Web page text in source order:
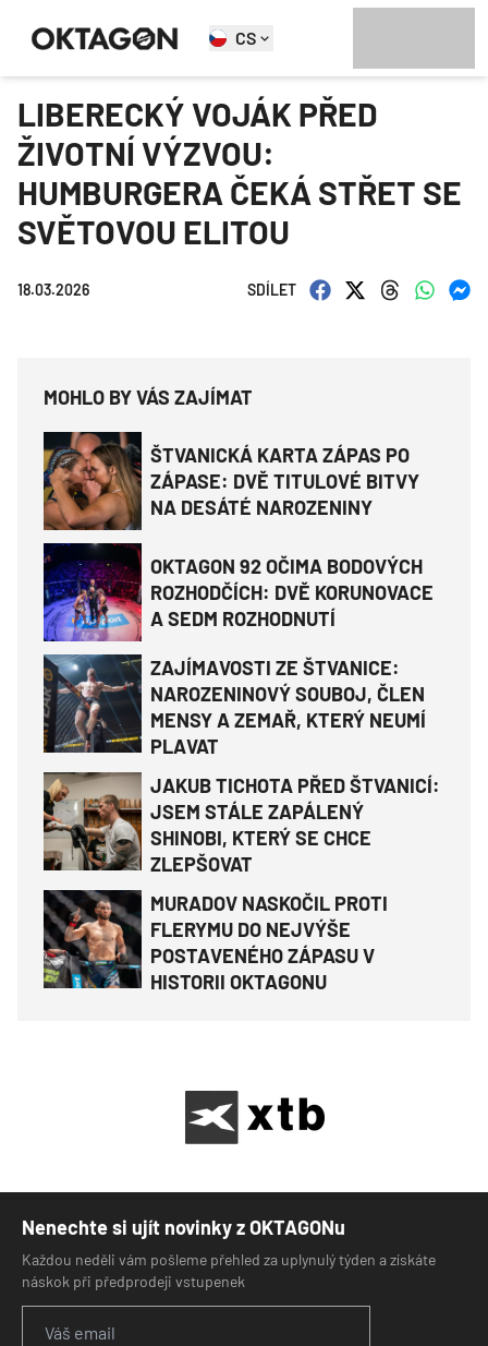
CS
LIBERECKÝ VOJÁK PŘED
ŽIVOTNÍ VÝZVOU:
HUMBURGERA ČEKÁ STŘET SE
SVĚTOVOU ELITOU
18.03.2026 SDÍLET
MOHLO BY VÁS ZAJÍMAT
ŠTVANICKÁ KARTA ZÁPAS PO
ZÁPASE: DVĚ TITULOVÉ BITVY
NA DESÁTÉ NAROZENINY
OKTAGON 92 OČIMA BODOVÝCH
ROZHODČÍCH: DVĚ KORUNOVACE
A SEDM ROZHODNUTÍ
ZAJÍMAVOSTI ZE ŠTVANICE:
NAROZENINOVÝ SOUBOJ, ČLEN
MENSY A ZEMAŘ, KTERÝ NEUMÍ
PLAVAT
JAKUB TICHOTA PŘED ŠTVANICÍ:
JSEM STÁLE ZAPÁLENÝ
SHINOBI, KTERÝ SE CHCE
ZLEPŠOVAT
MURADOV NASKOČIL PROTI
FLERYMU DO NEJVÝŠE
POSTAVENÉHO ZÁPASU V
HISTORII OKTAGONU
Nenechte si ujít novinky z OKTAGONu
Každou neděli vám pošleme přehled za uplynulý týden a získáte
náskok při předprodeji vstupenek